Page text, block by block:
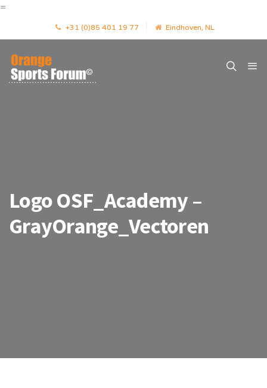
=
+31 (0)85 401 19 77 Eindhoven, NL
Logo OSF_Academy –
GrayOrange_Vectoren